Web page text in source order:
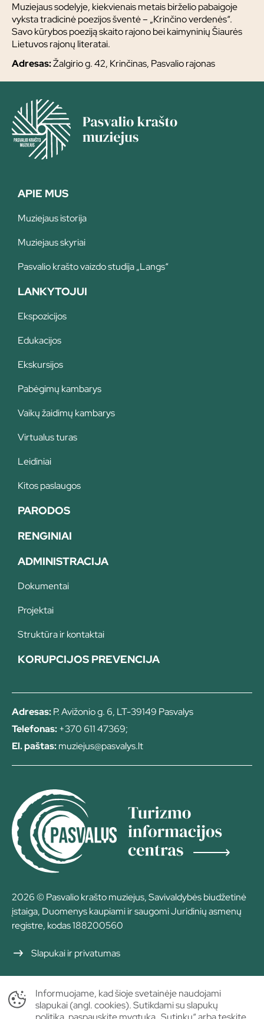
Muziejaus sodelyje, kiekvienais metais birželio pabaigoje
vyksta tradicinė poezijos šventė – „Krinčino verdenės“.
Savo kūrybos poeziją skaito rajono bei kaimyninių Šiaurės
Lietuvos rajonų literatai.
Adresas:Žalgirio g. 42, Krinčinas, Pasvalio rajonas
APIE MUS
Muziejaus istorija
Muziejaus skyriai
Pasvalio krašto vaizdo studija „Langs“
LANKYTOJUI
Ekspozicijos
Edukacijos
Ekskursijos
Pabėgimų kambarys
Vaikų žaidimų kambarys
Virtualus turas
Leidiniai
Kitos paslaugos
PARODOS
RENGINIAI
ADMINISTRACIJA
Dokumentai
Projektai
Struktūra ir kontaktai
KORUPCIJOS PREVENCIJA
Adresas:P. Avižonio g. 6, LT-39149 Pasvalys
Telefonas:+370 611 47369;
El. paštas:muziejus@pasvalys.lt
2026 © Pasvalio krašto muziejus, Savivaldybės biudžetinė
įstaiga, Duomenys kaupiami ir saugomi Juridinių asmenų
registre, kodas 188200560
Slapukai ir privatumas
Informuojame, kad šioje svetainėje naudojami
slapukai (angl. cookies). Sutikdami su slapukų